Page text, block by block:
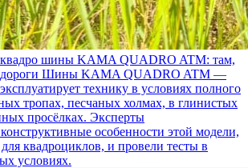
квадро шины KAMA QUADRO ATM: там,
Шины KAMA QUADRO ATM —
технику в условиях полного
тропах, песчаных холмах, в глинистых
просёлках. Эксперты
особенности этой модели,
квадроциклов, и провели тесты в
условиях.